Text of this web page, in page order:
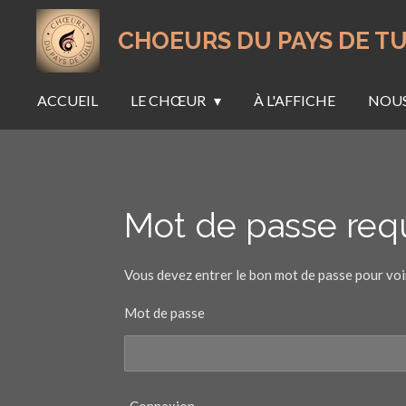
Passer
contenu
principal
CHOEURS DU PAYS DE
ACCUEIL LE CHŒUR À L'AFFICHE
Mot de passe
Vous devez entrer le bon mot de passe pour
Mot de passe